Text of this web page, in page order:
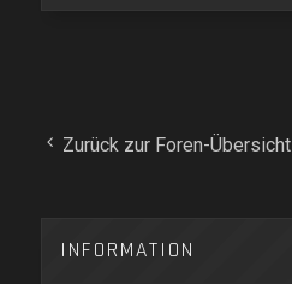
Zurück zur Foren-Übersicht
INFORMATION